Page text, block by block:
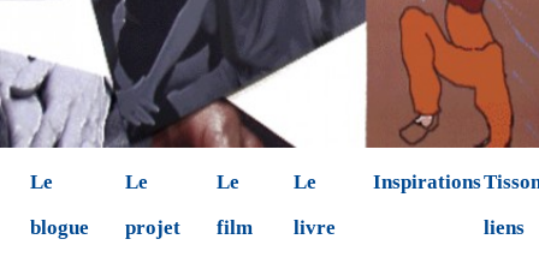
Le
blogue
Le
projet
Le
film
Le
livre
Inspirations
liens